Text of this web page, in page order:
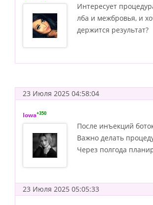
Интересует
лба и межбровья, и
держится результат?
23 Июля 2025 04:58:04
Iowa+350
После инъекций
Важно делать
Через полгода
23 Июля 2025 05:05:33